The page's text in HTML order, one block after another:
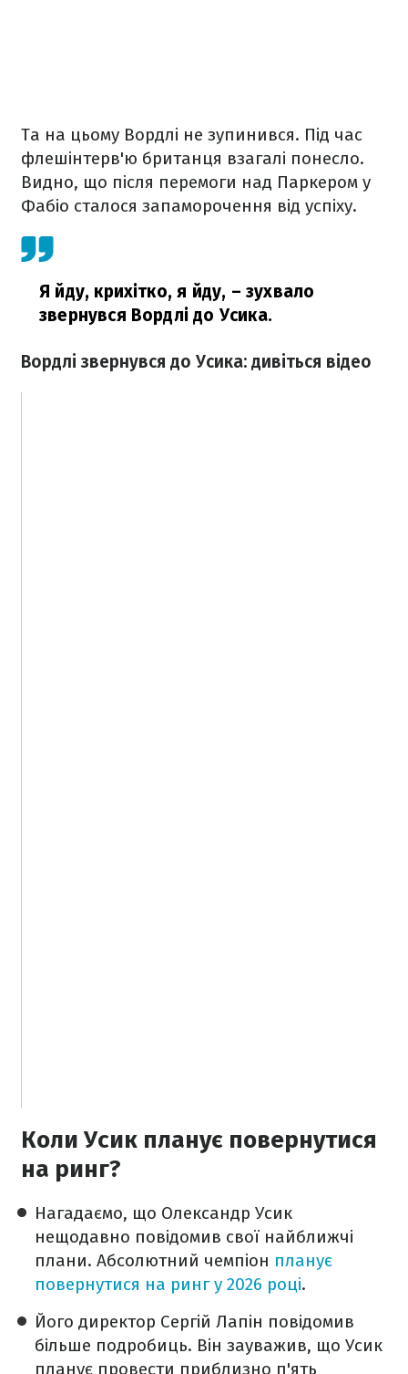
Та на цьому Вордлі не зупинився. Під час
флешінтерв'ю британця взагалі понесло.
Видно, що після перемоги над Паркером у
Фабіо сталося запаморочення від успіху.
Я йду, крихітко, я йду, – зухвало
звернувся Вордлі до Усика.
Вордлі звернувся до Усика: дивіться відео
Коли Усик планує повернутися
на ринг?
Нагадаємо, що Олександр Усик
нещодавно повідомив свої найближчі
плани. Абсолютний чемпіон планує
повернутися на ринг у 2026 році.
Його директор Сергій Лапін повідомив
більше подробиць. Він зауважив, що Усик
планує провести приблизно п'ять